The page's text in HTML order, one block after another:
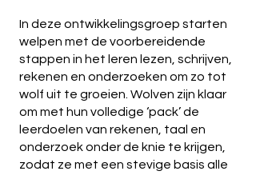
In deze ontwikkelingsgroep starten
welpen met de voorbereidende
stappen in het leren lezen, schrijven,
rekenen en onderzoeken om zo tot
wolf uit te groeien. Wolven zijn klaar
om met hun volledige ‘pack’ de
leerdoelen van rekenen, taal en
onderzoek onder de knie te krijgen,
zodat ze met een stevige basis alle